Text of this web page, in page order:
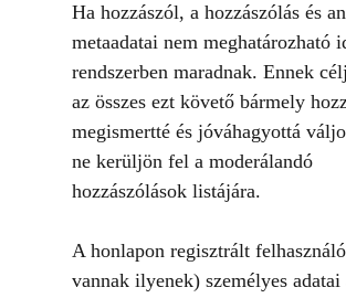
Ha hozzászól, a hozzászólás és
metaadatai nem meghatározható
rendszerben maradnak. Ennek
az összes ezt követő bármely
megismertté és jóváhagyottá
ne kerüljön fel a moderálandó
hozzászólások listájára.
A honlapon regisztrált
vannak ilyenek) személyes adatai